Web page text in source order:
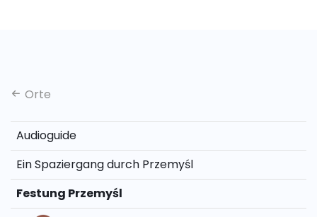
Orte
Audioguide
Ein Spaziergang durch Przemyśl
Festung Przemyśl